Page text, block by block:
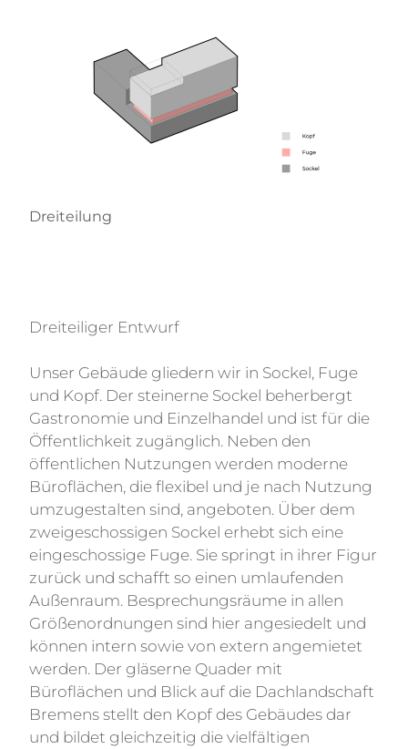
Dreiteilung
Dreiteiliger Entwurf
Unser Gebäude gliedern wir in Sockel, Fuge
und Kopf. Der steinerne Sockel beherbergt
Gastronomie und Einzelhandel und ist für die
Öffentlichkeit zugänglich. Neben den
öffentlichen Nutzungen werden moderne
Büroflächen, die flexibel und je nach Nutzung
umzugestalten sind, angeboten. Über dem
zweigeschossigen Sockel erhebt sich eine
eingeschossige Fuge. Sie springt in ihrer Figur
zurück und schafft so einen umlaufenden
Außenraum. Besprechungsräume in allen
Größenordnungen sind hier angesiedelt und
können intern sowie von extern angemietet
werden. Der gläserne Quader mit
Büroflächen und Blick auf die Dachlandschaft
Bremens stellt den Kopf des Gebäudes dar
und bildet gleichzeitig die vielfältigen